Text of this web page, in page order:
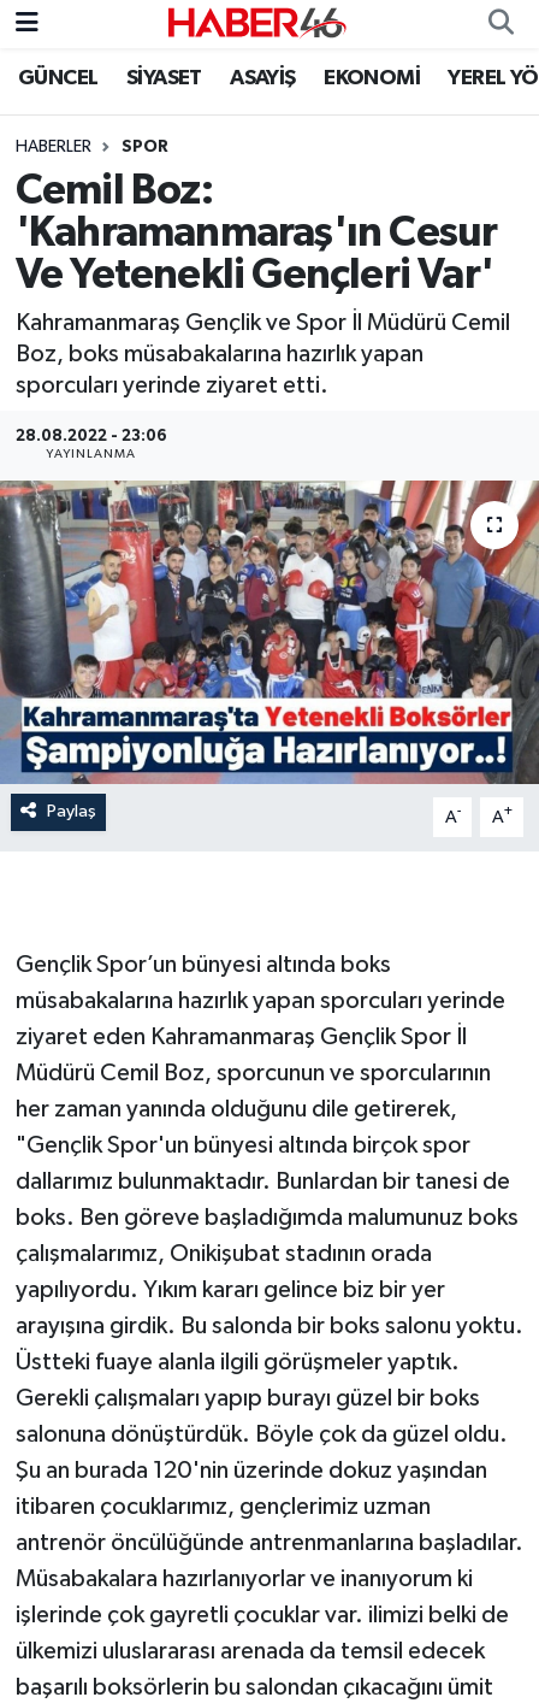
GÜNCEL SİYASET ASAYİŞ EKONOMİ YEREL
HABERLER SPOR
Cemil Boz:
'Kahramanmaraş'ın Cesur
Ve Yetenekli Gençleri Var'
Kahramanmaraş Gençlik ve Spor İl Müdürü Cemil
Boz, boks müsabakalarına hazırlık yapan
sporcuları yerinde ziyaret etti.
28.08.2022 - 23:06
YAYINLANMA
Paylaş A- A+
Gençlik Spor’un bünyesi altında boks
müsabakalarına hazırlık yapan sporcuları yerinde
ziyaret eden Kahramanmaraş Gençlik Spor İl
Müdürü Cemil Boz, sporcunun ve sporcularının
her zaman yanında olduğunu dile getirerek,
"Gençlik Spor'un bünyesi altında birçok spor
dallarımız bulunmaktadır. Bunlardan bir tanesi de
boks. Ben göreve başladığımda malumunuz boks
çalışmalarımız, Onikişubat stadının orada
yapılıyordu. Yıkım kararı gelince biz bir yer
arayışına girdik. Bu salonda bir boks salonu yoktu.
Üstteki fuaye alanla ilgili görüşmeler yaptık.
Gerekli çalışmaları yapıp burayı güzel bir boks
salonuna dönüştürdük. Böyle çok da güzel oldu.
Şu an burada 120'nin üzerinde dokuz yaşından
itibaren çocuklarımız, gençlerimiz uzman
antrenör öncülüğünde antrenmanlarına başladılar.
Müsabakalara hazırlanıyorlar ve inanıyorum ki
işlerinde çok gayretli çocuklar var. ilimizi belki de
ülkemizi uluslararası arenada da temsil edecek
başarılı boksörlerin bu salondan çıkacağını ümit
GÜNCEL
SİYASET
EKONOMİ
SPOR
YAŞAM
TEKNOLOJİ
SAĞLIK
EĞİTİM
İLÇE HABERLERİ
KÜLTÜR-SANAT
KSÜ
DÜNYA
ROPORTAJ
KADIN-AİLE
YEREL YÖNETİM
MEDYA
SEÇİM 2011
BİLİMNET
Yemek
SİVİL TOPLUM
SEÇİM 2014
KİM KİMDİR
ÇEK GÖNDER
KİTAP
HEDEF2020
Nöbetçi Eczaneler
Hava Durumu
Kahramanmaraş Namaz Vakitleri
Trafik Durumu
Süper Lig Puan Durumu ve Fikstür
Tüm Manşetler
Son Dakika Haberleri
Haber Arşivi